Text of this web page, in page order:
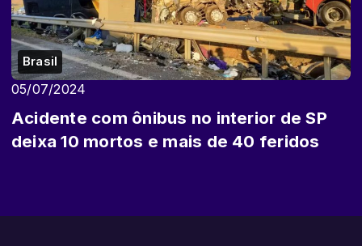
Brasil
05/07/2024
Acidente com ônibus no interior de SP
deixa 10 mortos e mais de 40 feridos